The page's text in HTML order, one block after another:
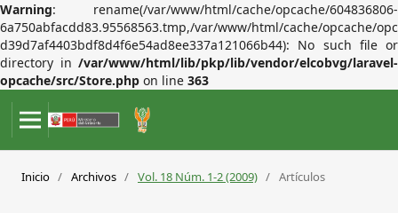
Warning: rename(/var/www/html/cache/opcache/604836806-
6a750abfacdd83.95568563.tmp,/var/www/html/cache/opcache/
d39d7af4403bdf8d4f6e54ad8ee337a121066b44): No such file or
directory in /var/www/html/lib/pkp/lib/vendor/elcobvg/laravel-
opcache/src/Store.php on line 363
Inicio / Archivos / Vol. 18 Núm. 1-2 (2009) / Artículos